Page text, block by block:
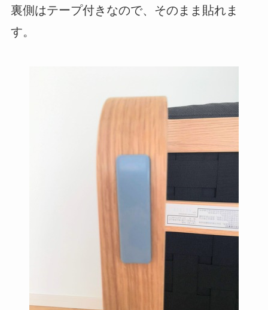
裏側はテープ付きなので、そのまま貼れま
す。